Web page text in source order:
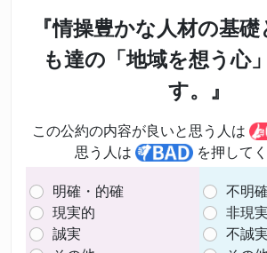
『情操豊かな人材の基
も達の「地域を想う心
す。』
この公約の内容が良いと思う人は
思う人は
を押して
明確・的確
現実的
誠実
不明
非現
不誠実